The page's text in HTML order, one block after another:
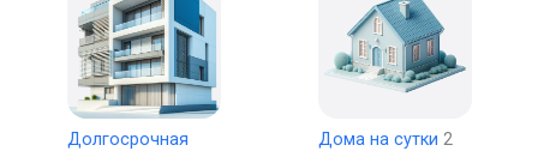
Долгосрочная
Дома на сутки 2